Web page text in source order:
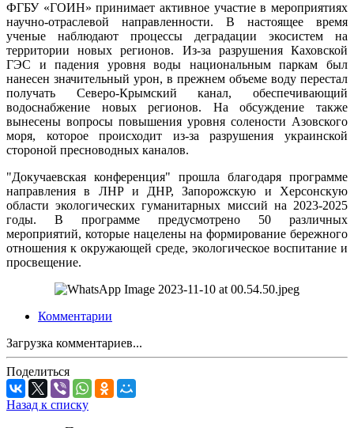
ФГБУ «ГОИН» принимает активное участие в мероприятиях
научно-отраслевой направленности. В настоящее время
ученые наблюдают процессы деградации экосистем на
территории новых регионов. Из-за разрушения Каховской
ГЭС и падения уровня воды национальным паркам был
нанесен значительный урон, в прежнем объеме воду перестал
получать Северо-Крымский канал, обеспечивающий
водоснабжение новых регионов. На обсуждение также
вынесены вопросы повышения уровня солености Азовского
моря, которое происходит из-за разрушения украинской
стороной пресноводных каналов.
"Докучаевская конференция" прошла благодаря программе
направления в ЛНР и ДНР, Запорожскую и Херсонскую
области экологических гуманитарных миссий на 2023-2025
годы. В программе предусмотрено 50 различных
мероприятий, которые нацелены на формирование бережного
отношения к окружающей среде, экологическое воспитание и
просвещение.
Комментарии
Загрузка комментариев...
Поделиться
Назад к списку